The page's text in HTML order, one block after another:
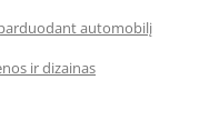
automobilį
ir dizainas